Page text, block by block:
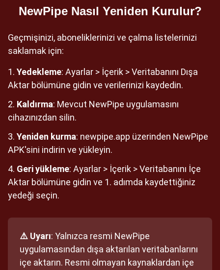
NewPipe Nasıl Yeniden Kurulur?
Geçmişinizi, aboneliklerinizi ve çalma listelerinizi
saklamak için:
Yedekleme: Ayarlar > İçerik > Veritabanını Dışa
Aktar bölümüne gidin ve verilerinizi kaydedin.
Kaldırma: Mevcut NewPipe uygulamasını
cihazınızdan silin.
Yeniden kurma: newpipe.app üzerinden NewPipe
APK'sini indirin ve yükleyin.
Geri yükleme: Ayarlar > İçerik > Veritabanını İçe
Aktar bölümüne gidin ve 1. adımda kaydettiğiniz
yedeği seçin.
⚠️ Uyarı: Yalnızca resmi NewPipe
uygulamasından dışa aktarılan veritabanlarını
içe aktarın. Resmi olmayan kaynaklardan içe